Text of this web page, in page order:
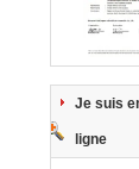
Je suis
ligne